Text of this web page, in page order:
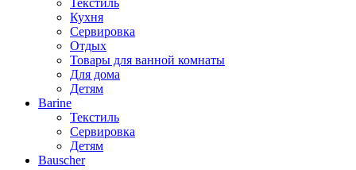
Текстиль
Кухня
Сервировка
Отдых
Товары для ванной комнаты
Для дома
Детям
Barine
Текстиль
Сервировка
Детям
Bauscher